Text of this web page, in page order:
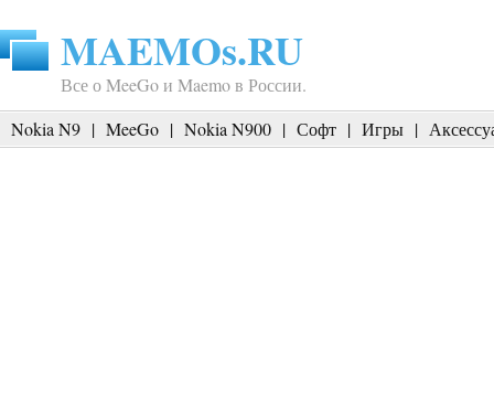
MAEMOs.RU
Все о MeeGo и Maemo в России.
Nokia N9 | MeeGo | Nokia N900 | Софт | Игры |